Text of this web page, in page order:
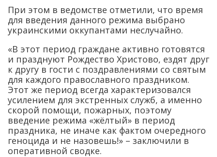
При этом в ведомстве отметили, что время
для введения данного режима выбрано
украинскими оккупантами неслучайно.
«В этот период граждане активно готовятся
и празднуют Рождество Христово, ездят друг
к другу в гости с поздравлениями со святым
для каждого православного праздником.
Этот же период всегда характеризовался
усилением для экстренных служб, а именно
скорой помощи, пожарных, поэтому
введение режима «жёлтый» в период
праздника, не иначе как фактом очередного
геноцида и не назовешь!» – заключили в
оперативной сводке.